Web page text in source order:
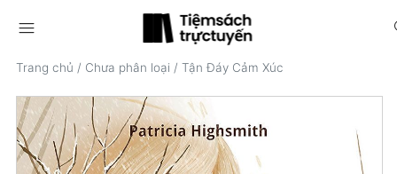
menu
Trang chủ / Chưa phân loại / Tận Đáy Cảm Xúc